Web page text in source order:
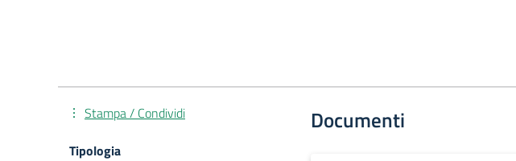
Documenti
Stampa / Condividi
Tipologia